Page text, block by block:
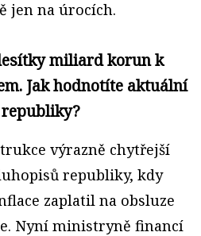
jen na úrocích.
miliard korun k
Jak hodnotíte aktuální
výrazně chytřejší
republiky, kdy
zaplatil na obsluze
Nyní ministryně financí